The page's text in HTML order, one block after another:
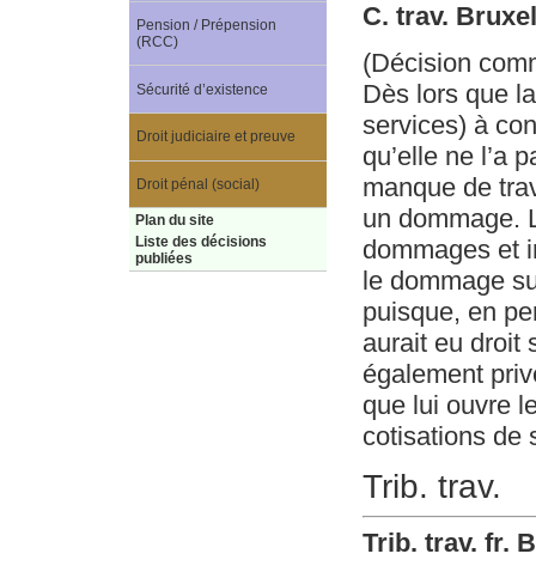
C. trav.
(Décision
Dès lors que
services) à
qu’elle ne l’a
manque de
un dommage.
dommages et
le dommage
puisque, en
aurait eu droit
également
que lui ouvre
cotisations de
Trib. trav.
Trib. trav. fr.
Pension / Prépension
(RCC)
Sécurité d’existence
Droit judiciaire et preuve
Droit pénal (social)
Plan du site
Liste des décisions
publiées